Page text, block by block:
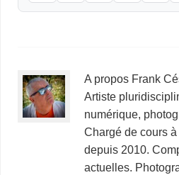
A propos Frank
Artiste
numérique,
Chargé de cours
depuis 2010.
actuelles.